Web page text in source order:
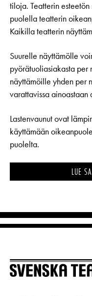
tiloja. Teatterin
puolella teatterin
Kaikilla teatterin
Suurelle näyttämölle
pyörätuoliasiakasta
näyttämöille yhden per
varattavissa ainoastaan
Lastenvaunut ovat
käyttämään
puolelta.
LUE